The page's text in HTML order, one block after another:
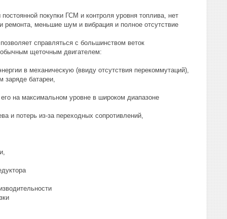
покупки ГСМ и контроля уровня топлива, нет
ремонта, меньшие шум и вибрация и полное отсутствие
справляться с большинством веток
щеточным двигателем:
в механическую (ввиду отсутствия перекоммутаций),
заряде батареи,
на максимальном уровне в широком диапазоне
и потерь из-за переходных сопротивлений,